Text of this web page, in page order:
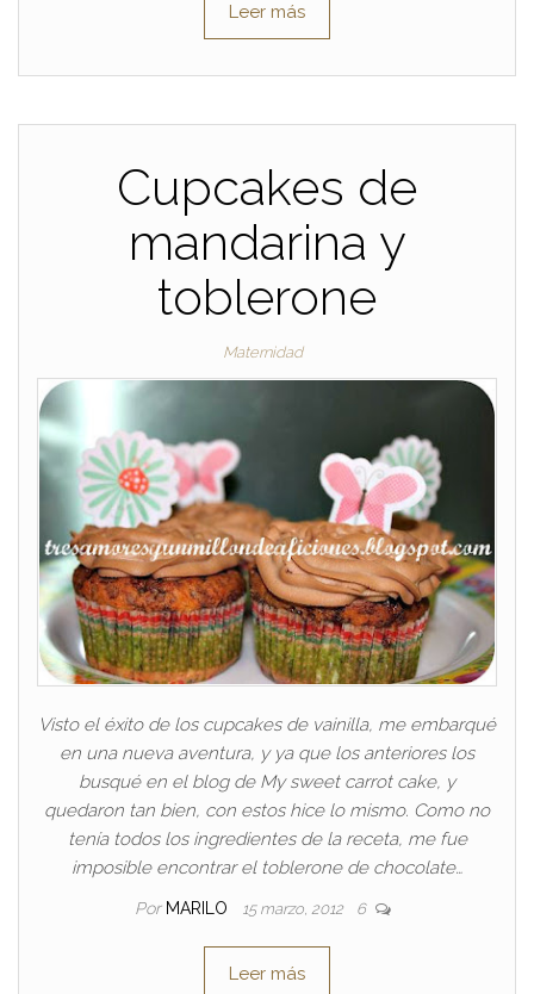
Leer más
Cupcakes de
mandarina y
toblerone
Maternidad
Visto el éxito de los cupcakes de vainilla, me embarqué
en una nueva aventura, y ya que los anteriores los
busqué en el blog de My sweet carrot cake, y
quedaron tan bien, con estos hice lo mismo. Como no
tenía todos los ingredientes de la receta, me fue
imposible encontrar el toblerone de chocolate…
Por MARILO 15 marzo, 2012 6
Leer más